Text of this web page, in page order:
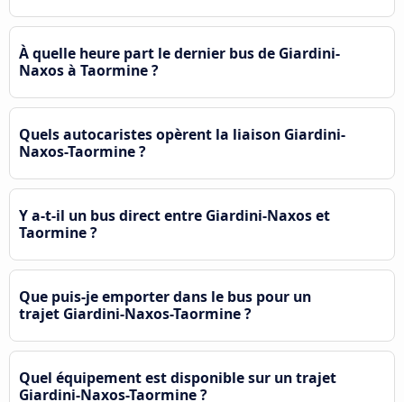
À quelle heure part le dernier bus de Giardini-
Naxos à Taormine ?
Quels autocaristes opèrent la liaison Giardini-
Naxos-Taormine ?
Y a-t-il un bus direct entre Giardini-Naxos et
Taormine ?
Que puis-je emporter dans le bus pour un
trajet Giardini-Naxos-Taormine ?
Quel équipement est disponible sur un trajet
Giardini-Naxos-Taormine ?